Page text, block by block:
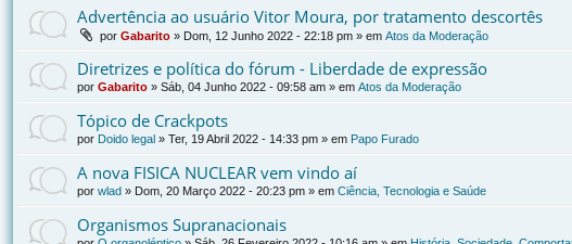
Advertência ao usuário Vitor Moura, por tratamento descortês
por Gabarito » Dom, 12 Junho 2022 - 22:18 pm » em Atos da Moderação
Diretrizes e política do fórum - Liberdade de expressão
por Gabarito » Sáb, 04 Junho 2022 - 09:58 am » em Atos da Moderação
Tópico de Crackpots
por Doido legal » Ter, 19 Abril 2022 - 14:33 pm » em Papo Furado
A nova FISICA NUCLEAR vem vindo aí
por wlad » Dom, 20 Março 2022 - 20:23 pm » em Ciência, Tecnologia e Saúde
Organismos Supranacionais